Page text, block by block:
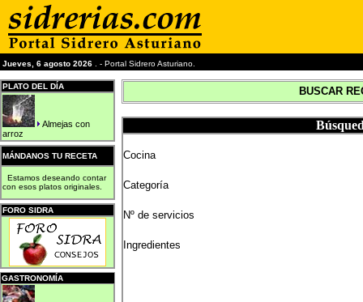
Jueves, 6 agosto 2026 . - Portal Sidrero Asturiano.
PLATO DEL DÍA
Almejas con
arroz
MÁNDANOS TU RECETA
Estamos deseando contar
con esos platos originales.
FORO SIDRA
GASTRONOMÍA
BUSCAR
Cocina
Categoría
Nº de servicios
Ingredientes